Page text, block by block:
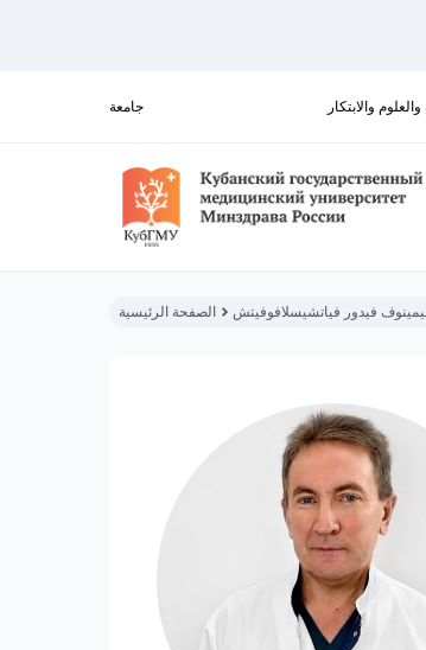
جامعة والعلوم والابتكار
الصفحة الرئيسية فيدور فياتشيسلافوفيتش